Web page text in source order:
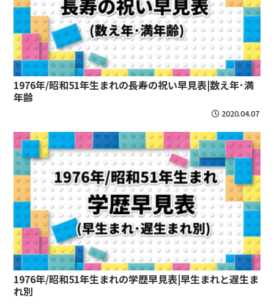
1976年/昭和51年生まれの長寿の祝い早見表|数え年･満
年齢
2020.04.07
1976年/昭和51年生まれの学歴早見表|早生まれと遅生ま
れ別